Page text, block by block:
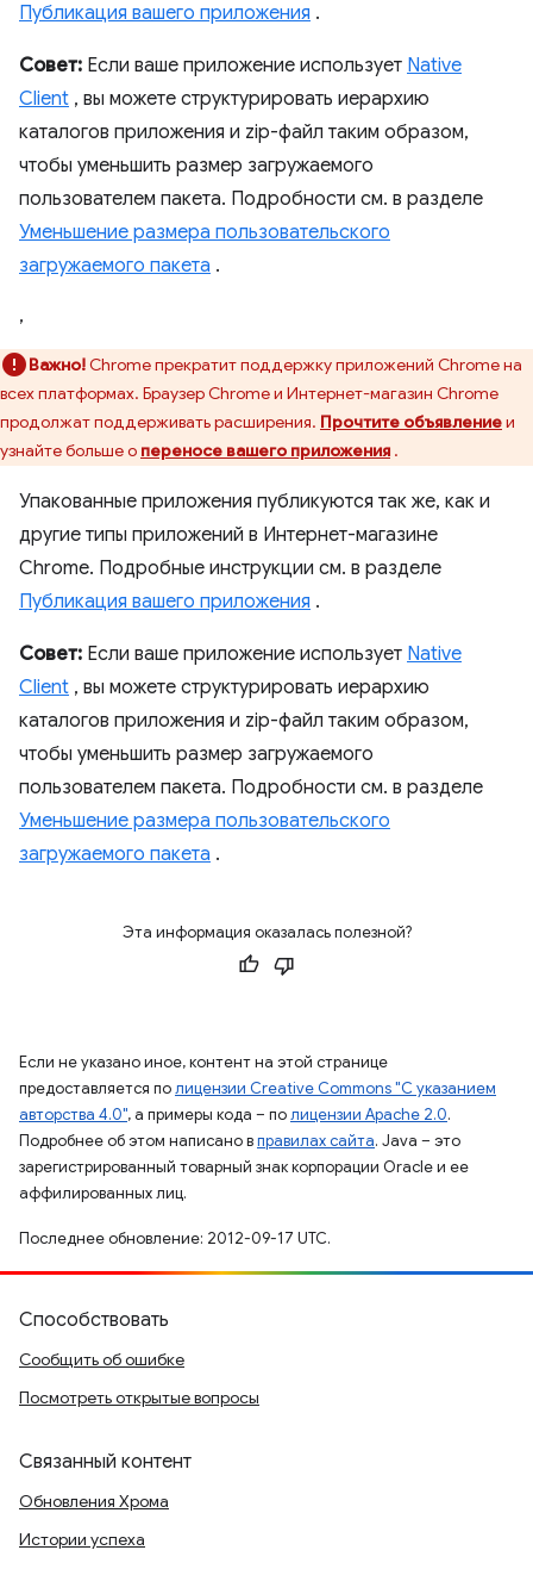
Публикация вашего приложения .
Совет: Если ваше приложение использует Native
Client , вы можете структурировать иерархию
каталогов приложения и zip-файл таким образом,
чтобы уменьшить размер загружаемого
пользователем пакета. Подробности см. в разделе
Уменьшение размера пользовательского
загружаемого пакета .
,
Важно!Chrome прекратит поддержку приложений Chrome на
всех платформах. Браузер Chrome и Интернет-магазин Chrome
продолжат поддерживать расширения. Прочтите объявлениеи
узнайте больше о переносе вашего приложения .
Упакованные приложения публикуются так же, как и
другие типы приложений в Интернет-магазине
Chrome. Подробные инструкции см. в разделе
Публикация вашего приложения .
Совет: Если ваше приложение использует Native
Client , вы можете структурировать иерархию
каталогов приложения и zip-файл таким образом,
чтобы уменьшить размер загружаемого
пользователем пакета. Подробности см. в разделе
Уменьшение размера пользовательского
загружаемого пакета .
Эта информация оказалась полезной?
Если не указано иное, контент на этой странице
предоставляется полицензии Creative Commons "С указанием
авторства 4.0", а примеры кода – полицензии Apache 2.0.
Подробнее об этом написано вправилах сайта. Java – это
зарегистрированный товарный знак корпорации Oracle и ее
аффилированных лиц.
Последнее обновление: 2012-09-17 UTC.
Способствовать
Сообщить об ошибке
Посмотреть открытые вопросы
Связанный контент
Обновления Хрома
Истории успеха